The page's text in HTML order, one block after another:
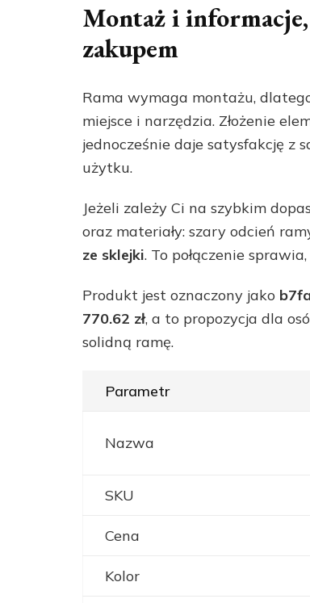
Montaż i
zakupem
Rama wymaga montażu,
miejsce i narzędzia. Złożenie
jednocześnie daje satysfakcję z
użytku.
Jeżeli zależy Ci na szybkim
oraz materiały: szary odcień
ze sklejki. To połączenie
Produkt jest oznaczony jako
770.62 zł, a to propozycja dla
solidną ramę.
Parametr
Nazwa
SKU
Cena
Kolor